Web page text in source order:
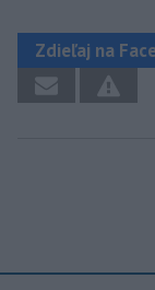
Zdieľaj na